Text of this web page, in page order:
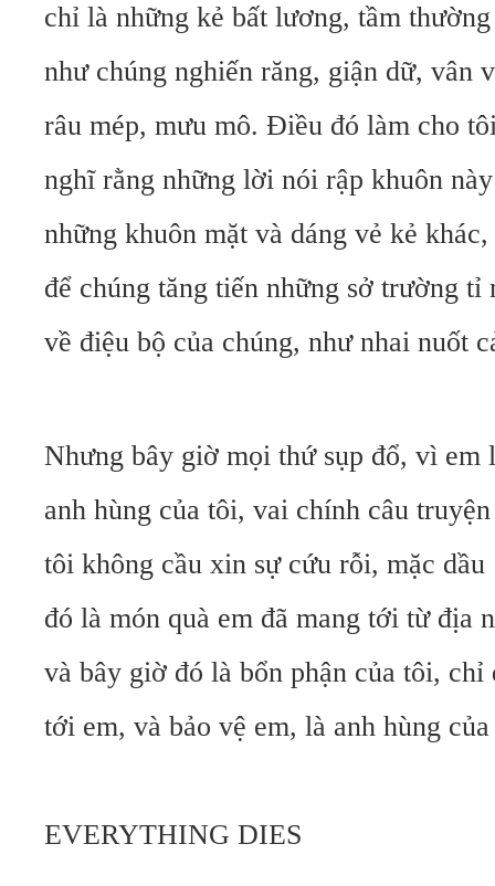
chỉ là những kẻ bất lương, tầm thường
như chúng nghiến răng, giận dữ, vân
râu mép, mưu mô. Điều đó làm cho
nghĩ rằng những lời nói rập khuôn
những khuôn mặt và dáng vẻ kẻ
để chúng tăng tiến những sở trường tỉ
về điệu bộ của chúng, như nhai nuốt
Nhưng bây giờ mọi thứ sụp đổ, vì em
anh hùng của tôi, vai chính câu
tôi không cầu xin sự cứu rỗi, mặc dầu
đó là món quà em đã mang tới từ địa
và bây giờ đó là bổn phận của tôi, chỉ
tới em, và bảo vệ em, là anh hùng
EVERYTHING DIES